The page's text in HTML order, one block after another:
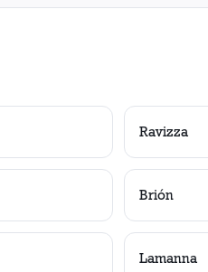
Ravizza
Brión
Lamanna